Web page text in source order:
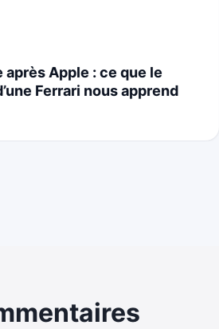
après Apple : ce que le
Ferrari nous apprend